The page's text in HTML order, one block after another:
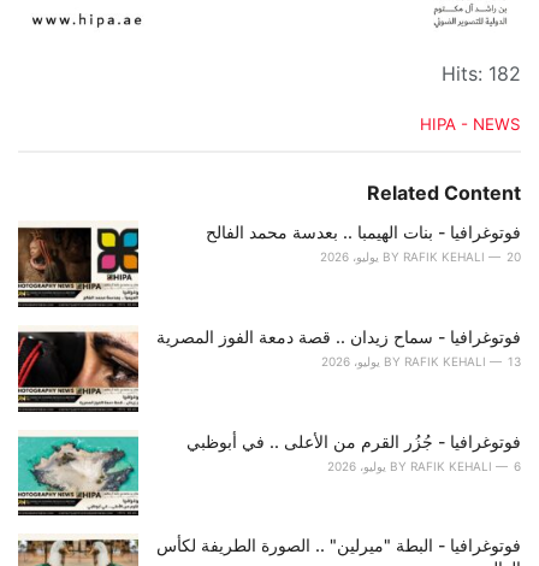
Hits: 182
C
e
o
r
:
HIPA - NEWS
Related Content
فوتوغرافيا - بنات الهيمبا .. بعدسة محمد الفالح
BY RAFIK KEHALI 20 يوليو، 2026
فوتوغرافيا - سماح زيدان .. قصة دمعة الفوز المصرية
BY RAFIK KEHALI 13 يوليو، 2026
فوتوغرافيا - جُزُر القرم من الأعلى .. في أبوظبي
BY RAFIK KEHALI 6 يوليو، 2026
فوتوغرافيا - البطة "ميرلين" .. الصورة الطريفة لكأس